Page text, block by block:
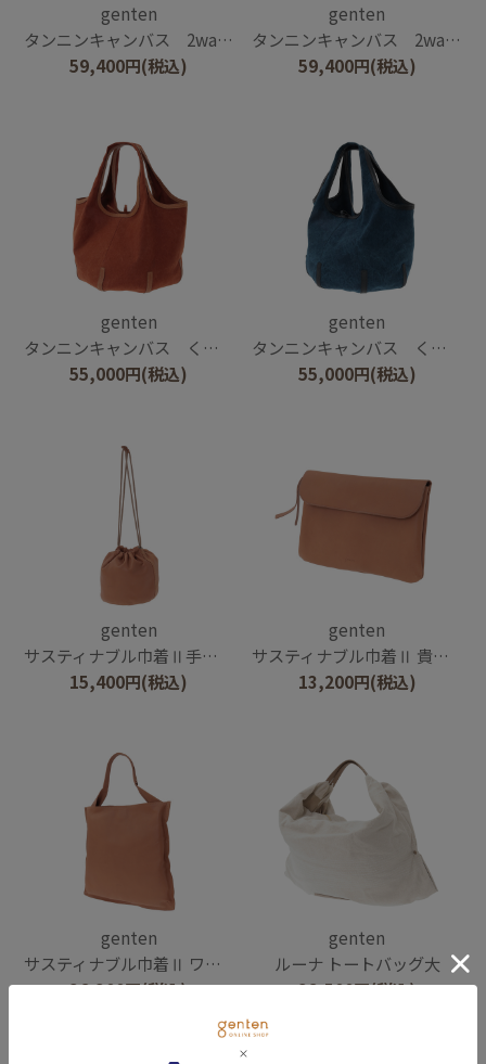
genten
タンニンキャンバス 2wayショルダーバッグ
59,400円(税込)
genten
タンニンキャンバス 2wayショルダーバッグ
59,400円(税込)
genten
タンニンキャンバス くり手トートバッグ
55,000円(税込)
genten
タンニンキャンバス くり手トートバッグ
55,000円(税込)
genten
サスティナブル巾着Ⅱ手持ちタイプ
15,400円(税込)
genten
サスティナブル巾着Ⅱ 貴重品ポーチ
13,200円(税込)
genten
サスティナブル巾着Ⅱ ワンハンドルトート
36,300円(税込)
genten
ルーナ トートバッグ大
38,500円(税込)